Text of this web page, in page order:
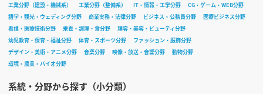
工業分野（建設・機械系） 工業分野（整備系） IT・情報・工学分野
CG・ゲーム・WEB分野
語学・観光・ウェディング分野
商業実務・法律分野 ビジネス・公務員分野
医療ビジネス分野
看護・医療技術分野
栄養・調理・食分野
理容・美容・ビューティ分野
幼児教育・保育・福祉分野
体育・スポーツ分野
ファッション・服飾分野
デザイン・美術・アニメ分野
音楽分野 映像・放送・音響分野
動物分野
環境・農業・バイオ分野
系統・分野から探す（小分類）